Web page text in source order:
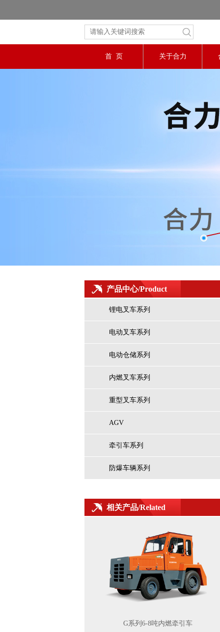
首 页 关于合力
产品中心/Product
锂电叉车系列
电动叉车系列
电动仓储系列
内燃叉车系列
重型叉车系列
AGV
牵引车系列
防爆车辆系列
相关产品/Related
G系列8.5-10吨锂电池叉车
K2系列2-3.8t防爆内燃平衡重式叉车（1区
区）